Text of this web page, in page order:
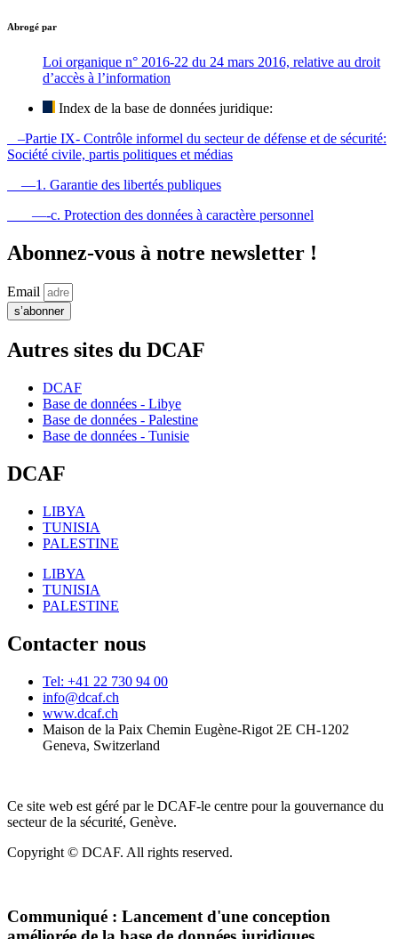
Abrogé par
Loi organique n° 2016-22 du 24 mars 2016, relative au droit
d’accès à l’information
Index de la base de données juridique:
–Partie IX- Contrôle informel du secteur de défense et de sécurité:
Société civile, partis politiques et médias
—1. Garantie des libertés publiques
—-c. Protection des données à caractère personnel
Abonnez-vous à notre newsletter !
Email
s’abonner
Autres sites du DCAF
DCAF
Base de données - Libye
Base de données - Palestine
Base de données - Tunisie
DCAF
LIBYA
TUNISIA
PALESTINE
LIBYA
TUNISIA
PALESTINE
Contacter nous
Tel: +41 22 730 94 00
info@dcaf.ch
www.dcaf.ch
Maison de la Paix Chemin Eugène-Rigot 2E CH-1202
Geneva, Switzerland
Ce site web est géré par le DCAF-le centre pour la gouvernance du
secteur de la sécurité, Genève.
Copyright © DCAF. All rights reserved.
Communiqué : Lancement d'une conception